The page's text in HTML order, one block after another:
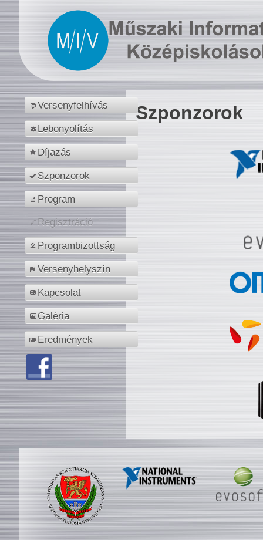
Versenyfelhívás
Lebonyolítás
Díjazás
Szponzorok
Program
Regisztráció
Programbizottság
Versenyhelyszín
Kapcsolat
Galéria
Eredmények
Szponzorok